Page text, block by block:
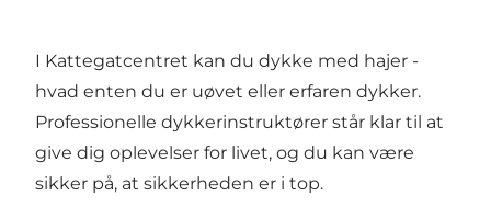
I Kattegatcentret kan du dykke med hajer -
hvad enten du er uøvet eller erfaren dykker.
Professionelle dykkerinstruktører står klar til at
give dig oplevelser for livet, og du kan være
sikker på, at sikkerheden er i top.